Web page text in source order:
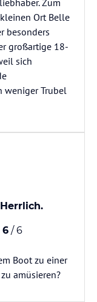
Zum
Ort Belle
besonders
großartige 18-
sich
weniger Trubel
6 / 6
Boot zu einer
amüsieren?